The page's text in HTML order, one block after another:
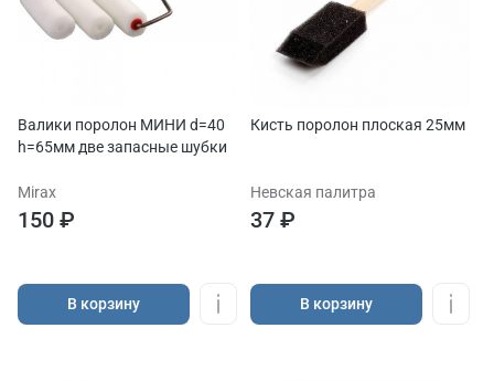
Валики поролон МИНИ d=40
h=65мм две запасные шубки
Mirax
150 ₽
В корзину
Кисть поролон плоская 25мм
Невская палитра
37 ₽
В корзину